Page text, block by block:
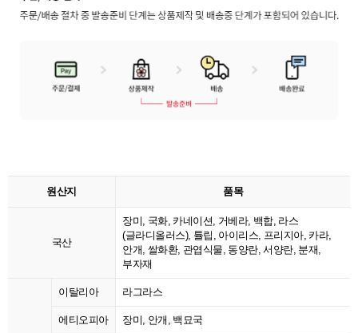
원산지 품목
국산
장미, 국화, 카네이션, 거베라, 백합, 라스
(글라디올러스), 튤립, 아이리스, 프리지아, 카라,
안개, 쌀화환, 관엽식물, 동양란, 서양란, 분재,
부자재
이탈리아 라그라스
에티오피아 장미, 안개, 백묘국